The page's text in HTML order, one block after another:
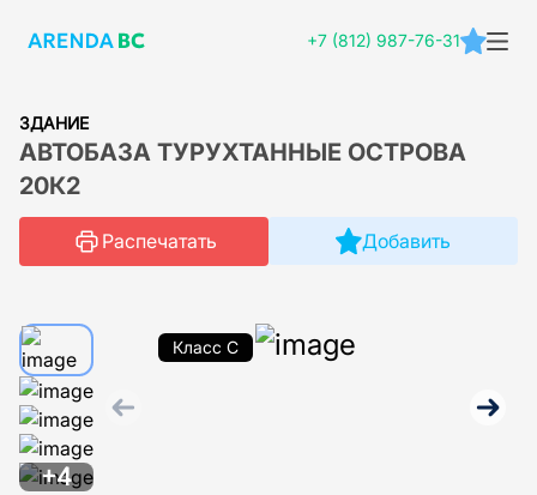
+7 (812) 987-76-31
ЗДАНИЕ
АВТОБАЗА ТУРУХТАННЫЕ ОСТРОВА
20К2
Распечатать Добавить
Класс C
+4